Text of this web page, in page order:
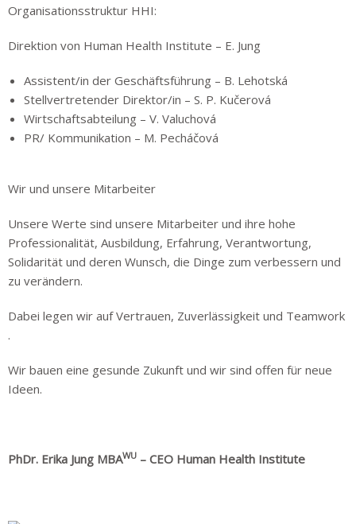
Organisationsstruktur HHI:
Direktion von Human Health Institute – E. Jung
Assistent/in der Geschäftsführung – B. Lehotská
Stellvertretender Direktor/in – S. P. Kučerová
Wirtschaftsabteilung – V. Valuchová
PR/ Kommunikation – M. Pecháčová
Wir und unsere Mitarbeiter
Unsere Werte sind unsere Mitarbeiter und ihre hohe
Professionalität, Ausbildung, Erfahrung, Verantwortung,
Solidarität und deren Wunsch, die Dinge zum verbessern und
zu verändern.
Dabei legen wir auf Vertrauen, Zuverlässigkeit und Teamwork
.
Wir bauen eine gesunde Zukunft und wir sind offen für neue
Ideen.
PhDr. Erika Jung MBAWU – CEO Human Health Institute